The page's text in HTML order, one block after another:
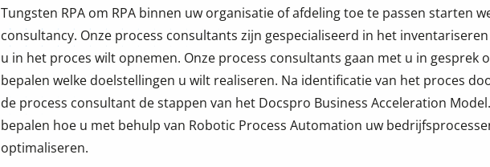
Tungsten RPA om RPA binnen uw organisatie of afdeling toe te passen starten
consultancy. Onze process consultants zijn gespecialiseerd in het
u in het proces wilt opnemen. Onze process consultants gaan met u in gesprek
bepalen welke doelstellingen u wilt realiseren. Na identificatie van het proces
de process consultant de stappen van het Docspro Business Acceleration
bepalen hoe u met behulp van Robotic Process Automation uw
optimaliseren.